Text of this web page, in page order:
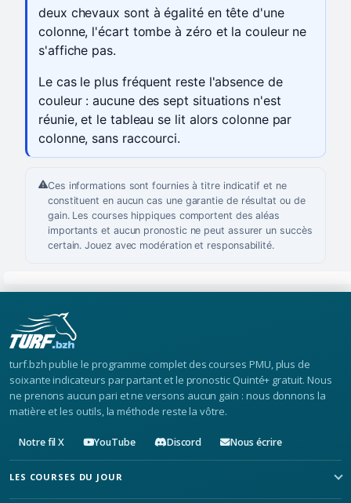
deux chevaux sont à égalité en tête d'une
colonne, l'écart tombe à zéro et la couleur ne
s'affiche pas.
Le cas le plus fréquent reste l'absence de
couleur : aucune des sept situations n'est
réunie, et le tableau se lit alors colonne par
colonne, sans raccourci.
Ces informations sont fournies à titre indicatif et ne
constituent en aucun cas une garantie de résultat ou de
gain. Les courses hippiques comportent des aléas
importants et aucun pronostic ne peut assurer un succès
certain. Jouez avec modération et responsabilité.
turf.bzh publie le programme complet des courses PMU, plus de
soixante indicateurs par partant et le pronostic Quinté+ gratuit. Nous
ne prenons aucun pari et ne versons aucun gain : nous donnons la
matière et les outils, la méthode reste la vôtre.
Notre fil X YouTube Discord Nous écrire
LES COURSES DU JOUR